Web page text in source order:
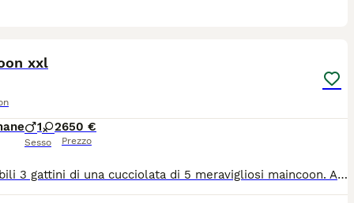
xxl
1 2
Sesso
650 €
Prezzo
Disponibili 3 gattini di una cucciolata di 5 meravigliosi maincoon. Al momento hanno 1 mese già compiuto, sono: - 1 maschio tigrato - 2 femmine rosse Verranno ceduti con: 3 sverminazioni, antiparassitario esterno e 1 vaccino al compimento dei 3 mesi di vita. Vivono in casa a stretto contatto con noi e assiema a altri 5 gatti tra cui la mamma e il papà visibili in foto. Per qualsiasi informazione e per programmare le visite sono a disposizione. No pedigree ( perchè i genitori la mamma lo ha chiuso purtroppo)